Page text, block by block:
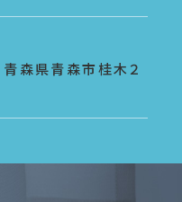
森県青森市桂木２